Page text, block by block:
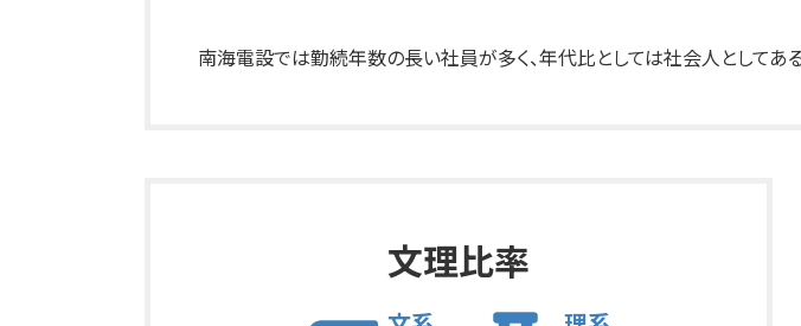
南海電設では勤続年数の長い社員が多く、年代比としては社会人としてあ
文理比率